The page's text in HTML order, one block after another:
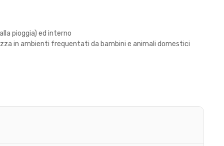
pioggia) ed interno
in ambienti frequentati da bambini e animali domestici